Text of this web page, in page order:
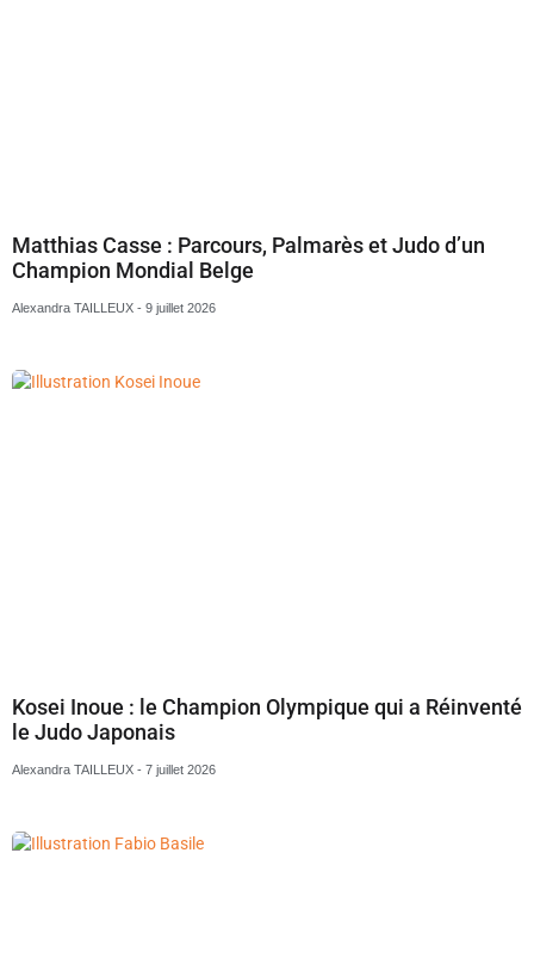
Matthias Casse : Parcours, Palmarès et Judo d’un
Champion Mondial Belge
Alexandra TAILLEUX 9 juillet 2026
Kosei Inoue : le Champion Olympique qui a Réinventé
le Judo Japonais
Alexandra TAILLEUX 7 juillet 2026